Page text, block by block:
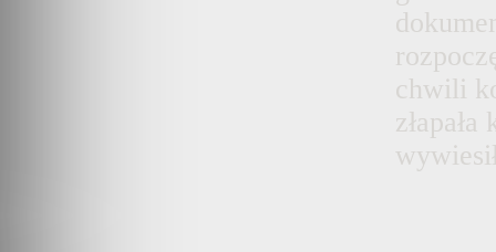
chwili